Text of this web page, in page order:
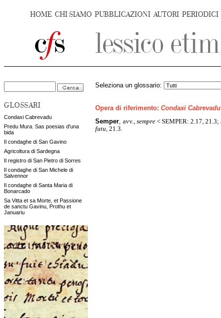
HOME CHI SIAMO PUBBLICAZIONI AUTORI PERIODICI
GLOSSARI
Condaxi Cabrevadu
Predu Mura. Sas poesias d'una
bida
Il condaghe di San Gavino
Agricoltura di Sardegna
Il registro di San Pietro di Sorres
Il condaghe di San Michele di
Salvennor
Il condaghe di Santa Maria di
Bonarcado
Sa Vitta et sa Morte, et Passione
de sanctu Gavinu, Prothu et
Januariu
Seleziona un glossario:
Opera di riferimento: Condaxi Cabrevadu
Semper avv., sempre < SEMPER: 2.17, 21.3;
fatu , 21.3.